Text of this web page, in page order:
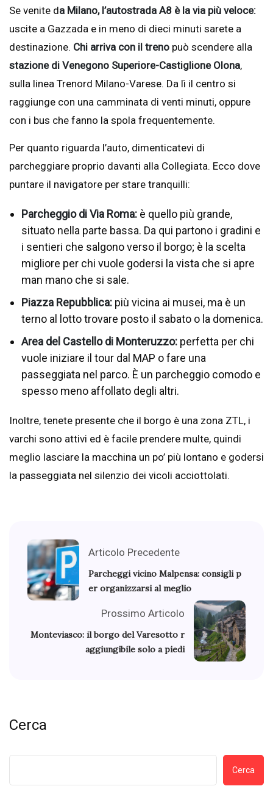
Se venite da Milano, l’autostrada A8 è la via più veloce:
uscite a Gazzada e in meno di dieci minuti sarete a
destinazione. Chi arriva con il treno può scendere alla
stazione di Venegono Superiore-Castiglione Olona,
sulla linea Trenord Milano-Varese. Da lì il centro si
raggiunge con una camminata di venti minuti, oppure
con i bus che fanno la spola frequentemente.
Per quanto riguarda l’auto, dimenticatevi di
parcheggiare proprio davanti alla Collegiata. Ecco dove
puntare il navigatore per stare tranquilli:
Parcheggio di Via Roma: è quello più grande,
situato nella parte bassa. Da qui partono i gradini e
i sentieri che salgono verso il borgo; è la scelta
migliore per chi vuole godersi la vista che si apre
man mano che si sale.
Piazza Repubblica: più vicina ai musei, ma è un
terno al lotto trovare posto il sabato o la domenica.
Area del Castello di Monteruzzo: perfetta per chi
vuole iniziare il tour dal MAP o fare una
passeggiata nel parco. È un parcheggio comodo e
spesso meno affollato degli altri.
Inoltre, tenete presente che il borgo è una zona ZTL, i
varchi sono attivi ed è facile prendere multe, quindi
meglio lasciare la macchina un po’ più lontano e godersi
la passeggiata nel silenzio dei vicoli acciottolati.
Articolo Precedente
Parcheggi vicino Malpensa: consigli p
er organizzarsi al meglio
Prossimo Articolo
Monteviasco: il borgo del Varesotto r
aggiungibile solo a piedi
Cerca
Cerca